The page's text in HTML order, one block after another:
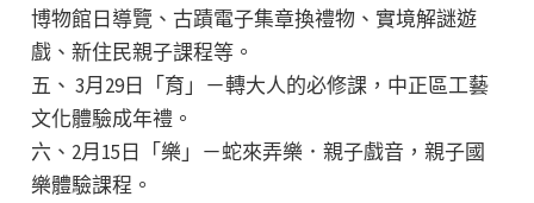
博物館日導覽、古蹟電子集章換禮物、實境解謎遊
戲、新住民親子課程等。
五、 3月29日「育」－轉大人的必修課，中正區工藝
文化體驗成年禮。
六、2月15日「樂」－蛇來弄樂．親子戲音，親子國
樂體驗課程。